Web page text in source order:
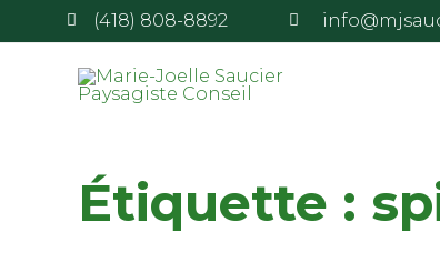
(418) 808-8892
Étiquette :